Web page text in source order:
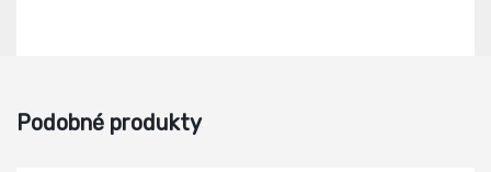
Podobné produkty